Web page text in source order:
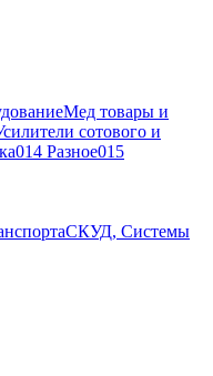
Мед товары и
сотового и
014 Разное015
СКУД, Системы